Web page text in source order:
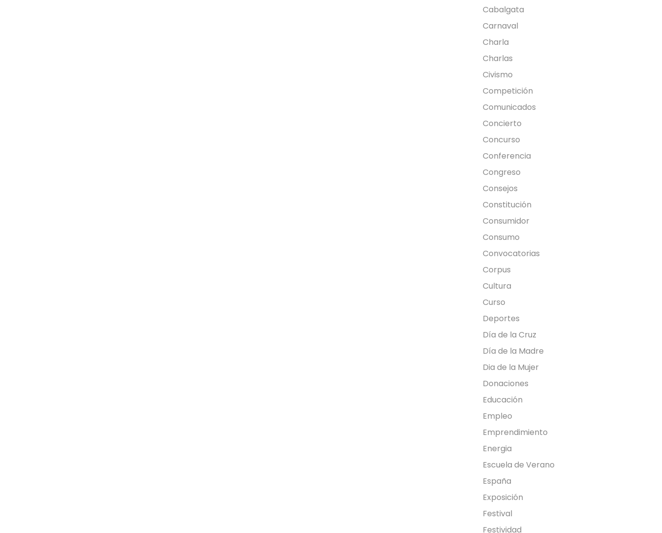
Cabalgata
Carnaval
Charla
Charlas
Civismo
Competición
Comunicados
Concierto
Concurso
Conferencia
Congreso
Consejos
Constitución
Consumidor
Consumo
Convocatorias
Corpus
Cultura
Curso
Deportes
Día de la Cruz
Día de la Madre
Dia de la Mujer
Donaciones
Educación
Empleo
Emprendimiento
Energia
Escuela de Verano
España
Exposición
Festival
Festividad